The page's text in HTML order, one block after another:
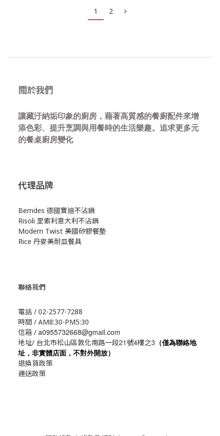
1 2
關於我們
讓藏汙納垢印象的廚房，藉著高質感的餐廚配件來增
添色彩、提升烹調與用餐時的生活樂趣。追求更多元
的餐桌廚房變化
代理品牌
Berndes 德國寶迪不沾鍋
Risoli 里索利意大利不沾鍋
Modern Twist 美國矽膠餐墊
Rice 丹麥美耐皿餐具
聯絡我們
電話 / 02-2577-7288
時間 / AM8:30-PM5:30
信箱 / a0955732668@gmail.com
地址/ 台北市松山區敦化南路一段21 號4樓之3 （僅為聯絡地
址，非實體店面，不對外開放）
退換貨政策
運送政策